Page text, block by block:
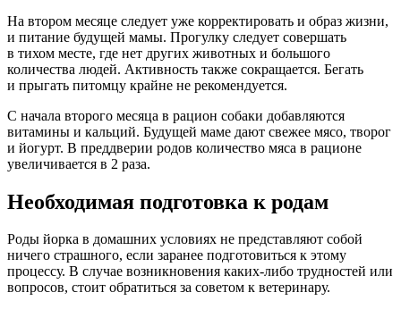
На втором месяце следует уже корректировать и образ жизни,
и питание будущей мамы. Прогулку следует совершать
в тихом месте, где нет других животных и большого
количества людей. Активность также сокращается. Бегать
и прыгать питомцу крайне не рекомендуется.
С начала второго месяца в рацион собаки добавляются
витамины и кальций. Будущей маме дают свежее мясо, творог
и йогурт. В преддверии родов количество мяса в рационе
увеличивается в 2 раза.
Необходимая подготовка к родам
Роды йорка в домашних условиях не представляют собой
ничего страшного, если заранее подготовиться к этому
процессу. В случае возникновения каких-либо трудностей или
вопросов, стоит обратиться за советом к ветеринару.